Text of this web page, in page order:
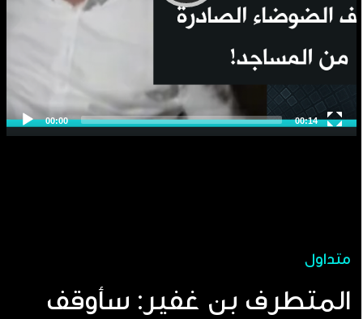
متداول
المتطرف بن غفير: سأوقف